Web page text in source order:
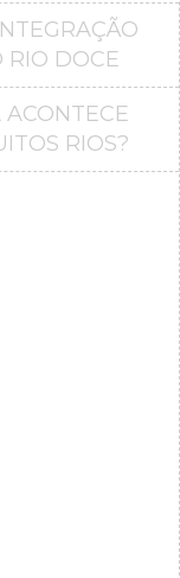
RIO DOCE
ACONTECE
RIOS?